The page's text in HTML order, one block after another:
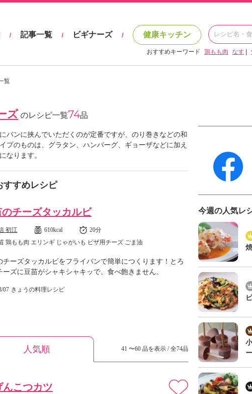
/ 記事一覧 / ビギナーズ / 健康キッチン
おすすめキーワード 鶏もも肉 なす
覧
ズ のレシピ一覧74品
パンに挟んでいただくのが定番ですが、のり巻きなどの和
プのものは、グラタン、ハンバーグ、ギョーザなどに加え
なります。
すすめレシピ
チーズタッカルビ
初江 610kcal
20分
鶏もも肉 エリンギ じゃがいも ピザ用チーズ ごま油
チーズタッカルビをフライパンで簡単につくります！とろ
ーズに豆苗がシャキシャキッで、食べ飽きません。
07 きょうの料理レシピ
人気順 41 〜60 品を表示 / 全74品
こつカツ
今週の人気レ
ー